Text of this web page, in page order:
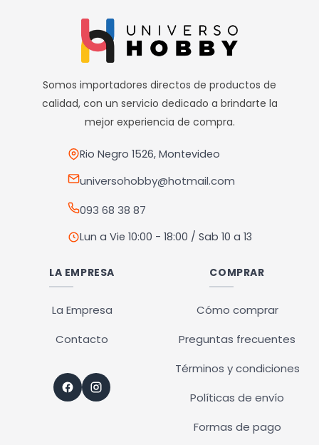
El horario de retiros es de Lunes a Viernes de 10hs a 18hs,
Sábados de 10hs a 13hs
múltiples
variantes.
Las
opciones
se
pueden
en
la
de
producto
Somos importadores directos de productos de
calidad, con un servicio dedicado a brindarte la
mejor experiencia de compra.
Rio Negro 1526, Montevideo
universohobby@hotmail.com
093 68 38 87
Lun a Vie 10:00 - 18:00 / Sab 10 a 13
LA EMPRESA
La Empresa
Contacto
COMPRAR
Cómo comprar
Preguntas frecuentes
Términos y condiciones
Políticas de envío
Formas de pago